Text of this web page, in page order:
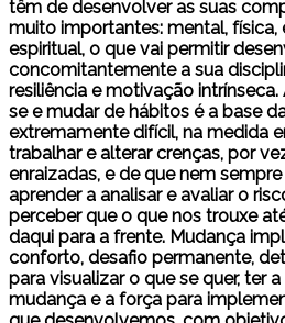
têm de desenvolver as suas
muito importantes: mental, física,
espiritual, o que vai permitir
concomitantemente a sua
resiliência e motivação
se e mudar de hábitos é a base
extremamente difícil, na medida
trabalhar e alterar crenças, por
enraizadas, e de que nem
aprender a analisar e avaliar o
perceber que o que nos trouxe
daqui para a frente. Mudança
conforto, desafio permanente,
para visualizar o que se quer, ter
mudança e a força para